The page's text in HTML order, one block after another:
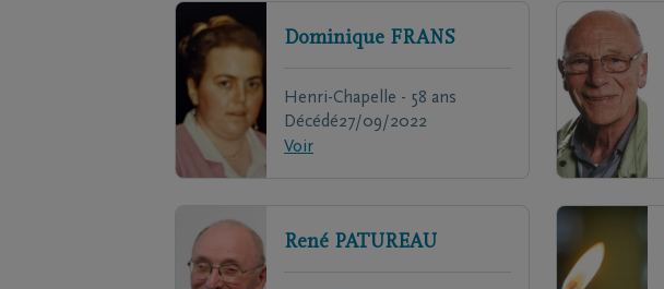
Dominique FRANS
Henri-Chapelle - 58 ans
Décédé27/09/2022
Voir
René PATUREAU